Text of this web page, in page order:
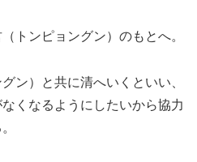
トンピョングン）のもとへ。
ン）と共に清へいくといい、
くなるようにしたいから協力